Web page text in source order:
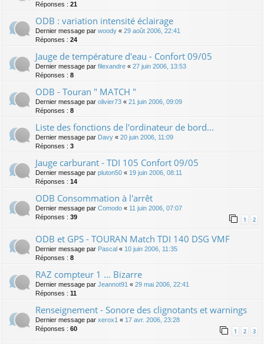
Réponses : 21
ODB : variation intensité éclairage
Dernier message par woody « 29 août 2006, 22:41
Réponses : 24
Jauge de température d'eau - Confort 09/05
Dernier message par filexandre « 27 juin 2006, 13:53
Réponses : 8
ODB - Touran " MATCH "
Dernier message par olivier73 « 21 juin 2006, 09:09
Réponses : 8
Liste des fonctions de l'ordinateur de bord...
Dernier message par Davy « 20 juin 2006, 11:09
Réponses : 3
Jauge carburant - TDI 105 Confort 09/05
Dernier message par pluton50 « 19 juin 2006, 08:11
Réponses : 14
ODB Consommation à l'arrêt
Dernier message par Comodo « 11 juin 2006, 07:07
Réponses : 39 1 2
ODB et GPS - TOURAN Match TDI 140 DSG VMF
Dernier message par Pascal « 10 juin 2006, 11:35
Réponses : 8
RAZ compteur 1 ... Bizarre
Dernier message par Jeannot91 « 29 mai 2006, 22:41
Réponses : 11
Renseignement - Sonore des clignotants et warnings
Dernier message par xerox1 « 17 avr. 2006, 23:28
Réponses : 60 1 2 3